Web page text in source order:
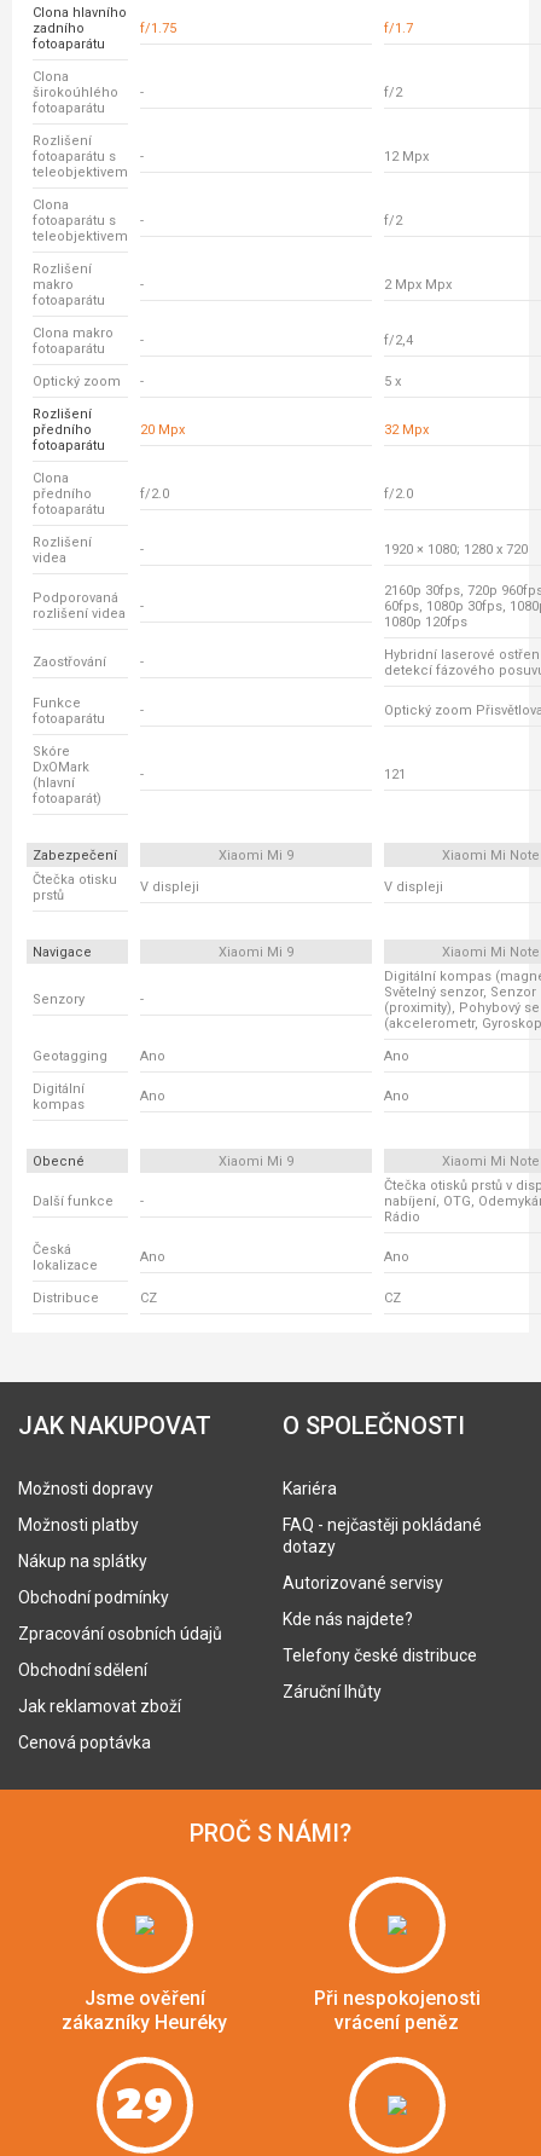
Clona hlavního
zadního
fotoaparátu
f/1.75 f/1.7
Clona
širokoúhlého
fotoaparátu
- f/2
Rozlišení
fotoaparátu s
teleobjektivem
- 12 Mpx
Clona
fotoaparátu s
teleobjektivem
- f/2
Rozlišení
makro
fotoaparátu
- 2 Mpx Mpx
Clona makro
fotoaparátu
- f/2,4
Optický zoom - 5 x
Rozlišení
předního
fotoaparátu
20 Mpx 32 Mpx
Clona
předního
fotoaparátu
f/2.0 f/2.0
Rozlišení
videa
- 1920 × 1080; 1280 x 720
Podporovaná
rozlišení videa
-
2160p 30fps, 720p
60fps, 1080p 30fps,
1080p 120fps
Zaostřování -
Hybridní laserové
detekcí fázového
Funkce
fotoaparátu
- Optický zoom
Skóre
DxOMark
(hlavní
fotoaparát)
- 121
Zabezpečení Xiaomi Mi 9
Xiaomi Mi Note
Čtečka otisku
prstů
V displeji V displeji
Navigace Xiaomi Mi 9 Xiaomi Mi Note
Senzory -
Digitální kompas
Světelný senzor,
(proximity), Pohybový
(akcelerometr,
Geotagging Ano Ano
Digitální
kompas
Ano Ano
Obecné Xiaomi Mi 9 Xiaomi Mi Note
Další funkce -
Čtečka otisků prstů v
nabíjení, OTG,
Rádio
Česká
lokalizace
Ano Ano
Distribuce CZ CZ
JAK NAKUPOVAT
Možnosti dopravy
Možnosti platby
Nákup na splátky
Obchodní podmínky
Zpracování osobních údajů
Obchodní sdělení
Jak reklamovat zboží
Cenová poptávka
O SPOLEČNOSTI
Kariéra
FAQ - nejčastěji pokládané
dotazy
Autorizované servisy
Kde nás najdete?
Telefony české distribuce
Záruční lhůty
PROČ S NÁMI?
Jsme ověření
zákazníky Heuréky
Při nespokojenosti
vrácení peněz
29